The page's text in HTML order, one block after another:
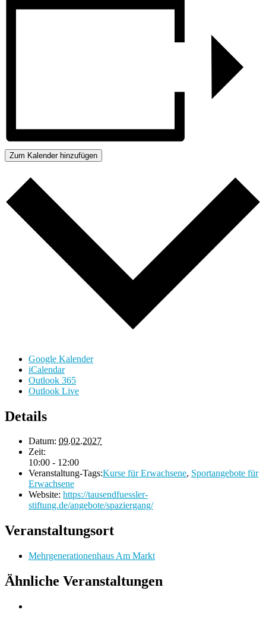
Zum Kalender hinzufügen
Google Kalender
iCalendar
Outlook 365
Outlook Live
Details
Datum: 09.02.2027
Zeit:
10:00 - 12:00
Veranstaltung-Tags:Kurse für Erwachsene, Sportangebote für
Erwachsene
Website: https://tausendfuessler-
stiftung.de/angebote/spaziergang/
Veranstaltungsort
Mehrgenerationenhaus Am Markt
Ähnliche Veranstaltungen